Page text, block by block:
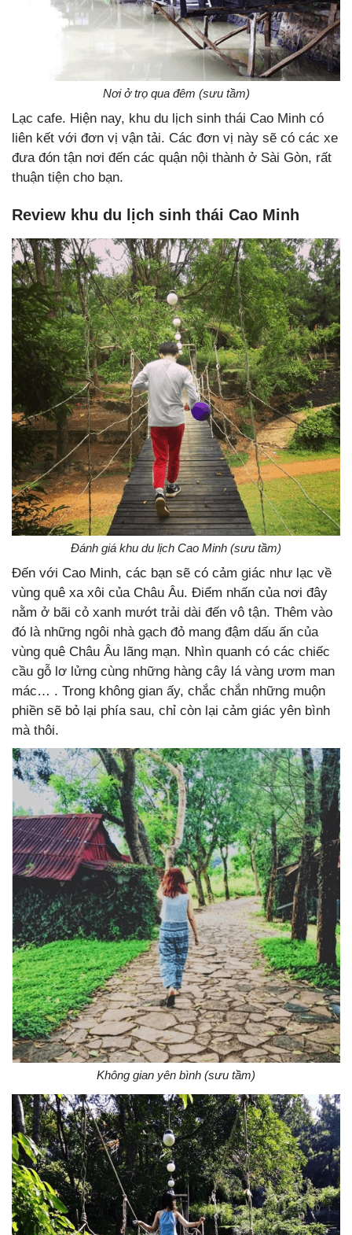
Nơi ở trọ qua đêm (sưu tầm)
Lạc cafe. Hiện nay, khu du lịch sinh thái Cao Minh có
liên kết với đơn vị vận tải. Các đơn vị này sẽ có các xe
đưa đón tận nơi đến các quận nội thành ở Sài Gòn, rất
thuận tiện cho bạn.
Review khu du lịch sinh thái Cao Minh
Đánh giá khu du lịch Cao Minh (sưu tầm)
Đến với Cao Minh, các bạn sẽ có cảm giác như lạc về
vùng quê xa xôi của Châu Âu. Điểm nhấn của nơi đây
nằm ở bãi cỏ xanh mướt trải dài đến vô tận. Thêm vào
đó là những ngôi nhà gạch đỏ mang đậm dấu ấn của
vùng quê Châu Âu lãng mạn. Nhìn quanh có các chiếc
cầu gỗ lơ lửng cùng những hàng cây lá vàng ươm man
mác… . Trong không gian ấy, chắc chắn những muộn
phiền sẽ bỏ lại phía sau, chỉ còn lại cảm giác yên bình
mà thôi.
Không gian yên bình (sưu tầm)